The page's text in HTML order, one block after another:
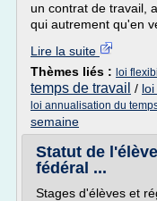
un contrat de travail,
qui autrement qu'en
Lire la suite
Thèmes liés : loi
temps de travail /
loi annualisation du
semaine
Statut de
fédéral ...
Stages d'élèves et